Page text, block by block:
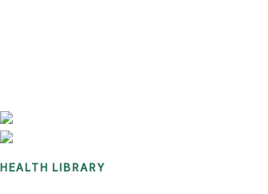
HEALTH LIBRARY